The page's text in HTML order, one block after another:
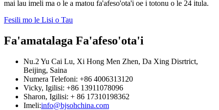
mai lau imeli ma o le a matou fa'afeso'ota'i oe i totonu o le 24 itula.
Fesili mo le Lisi o Tau
Fa'amatalaga Fa'afeso'ota'i
Nu.2 Yu Cai Lu, Xi Hong Men Zhen, Da Xing Disrtrict,
Beijing, Saina
Numera Telefoni: +86 4006313120
Vicky, Igilisi: +86 13911078096
Sharon, Igilisi: + 86 17310198362
Imeli:info@bjsohchina.com